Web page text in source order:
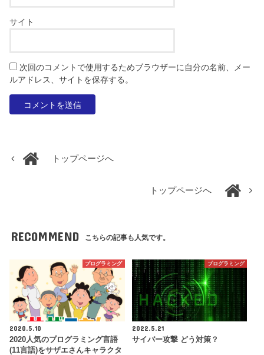
サイト
次回のコメントで使用するためブラウザーに自分の名前、メー
ルアドレス、サイトを保存する。
トップページへ
トップページへ
RECOMMEND こちらの記事も人気です。
プログラミング
2020.5.10
2020人気のプログラミング言語
(11言語)をサザエさんキャラクタ
プログラミング
2022.5.21
サイバー攻撃 どう対策？